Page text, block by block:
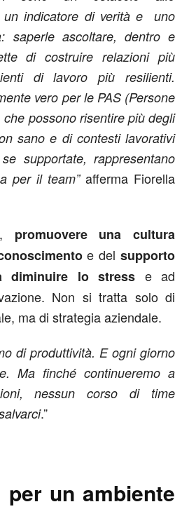
un indicatore di verità e uno
saperle ascoltare, dentro e
di costruire relazioni più
di lavoro più resilienti.
vero per le PAS (Persone
possono risentire più degli
sano e di contesti lavorativi
supportate, rappresentano
per il team”afferma Fiorella
promuovere una cultura
e delsupporto
diminuire lo stress e ad
Non si tratta solo di
ma di strategia aziendale.
di produttività. E ogni giorno
Ma finché continueremo a
nessun corso di time
.”
un ambiente